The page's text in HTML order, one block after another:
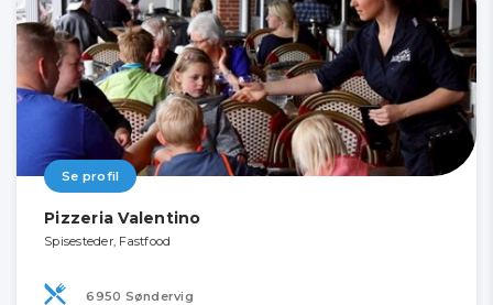
Se profil
Pizzeria Valentino
Spisesteder, Fastfood
6950 Søndervig